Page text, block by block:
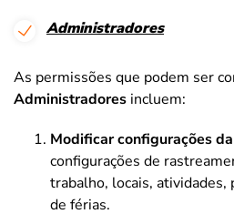
Administradores
As permissões que podem ser
Administradores incluem:
Modificar configurações
configurações de
trabalho, locais, atividades,
de férias.